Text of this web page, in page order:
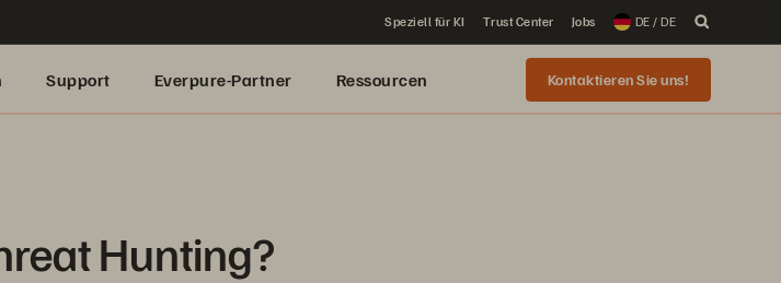
Speziell für KI Trust Center Jobs DE / DE
Support Everpure-Partner Ressourcen Kontaktieren Sie uns!
Hunting?